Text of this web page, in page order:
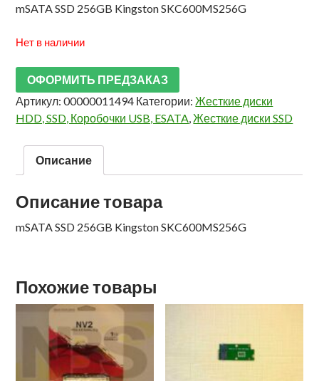
mSATA SSD 256GB Kingston SKC600MS256G
Нет в наличии
ОФОРМИТЬ ПРЕДЗАКАЗ
Артикул:00000011494 Категории:Жесткие диски
HDD, SSD, Коробочки USB, ESATA ,Жесткие диски SSD
Описание
Описание товара
mSATA SSD 256GB Kingston SKC600MS256G
Похожие товары